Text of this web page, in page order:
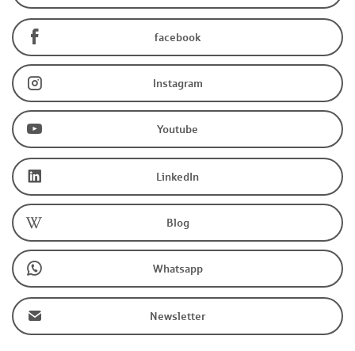
facebook
Instagram
Youtube
LinkedIn
Blog
Whatsapp
Newsletter